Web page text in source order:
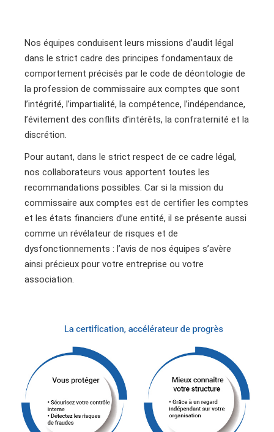
Nos équipes conduisent leurs missions d’audit légal
dans le strict cadre des principes fondamentaux de
comportement précisés par le code de déontologie de
la profession de commissaire aux comptes que sont
l’intégrité, l’impartialité, la compétence, l’indépendance,
l’évitement des conflits d’intérêts, la confraternité et la
discrétion.
Pour autant, dans le strict respect de ce cadre légal,
nos collaborateurs vous apportent toutes les
recommandations possibles. Car si la mission du
commissaire aux comptes est de certifier les comptes
et les états financiers d’une entité, il se présente aussi
comme un révélateur de risques et de
dysfonctionnements : l’avis de nos équipes s’avère
ainsi précieux pour votre entreprise ou votre
association.